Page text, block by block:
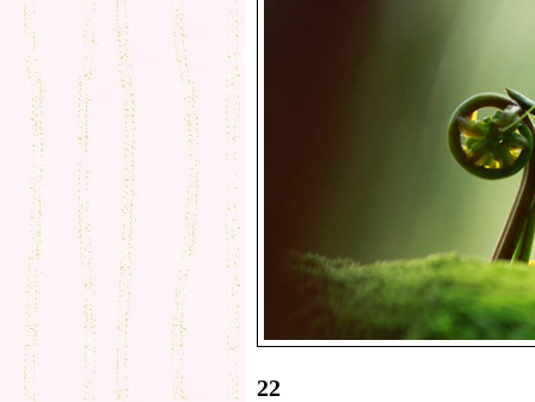
22